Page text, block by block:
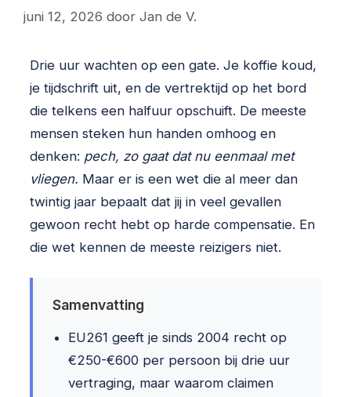
juni 12, 2026 door Jan de V.
Drie uur wachten op een gate. Je koffie koud,
je tijdschrift uit, en de vertrektijd op het bord
die telkens een halfuur opschuift. De meeste
mensen steken hun handen omhoog en
denken: pech, zo gaat dat nu eenmaal met
vliegen. Maar er is een wet die al meer dan
twintig jaar bepaalt dat jij in veel gevallen
gewoon recht hebt op harde compensatie. En
die wet kennen de meeste reizigers niet.
Samenvatting
EU261 geeft je sinds 2004 recht op
€250-€600 per persoon bij drie uur
vertraging, maar waarom claimen